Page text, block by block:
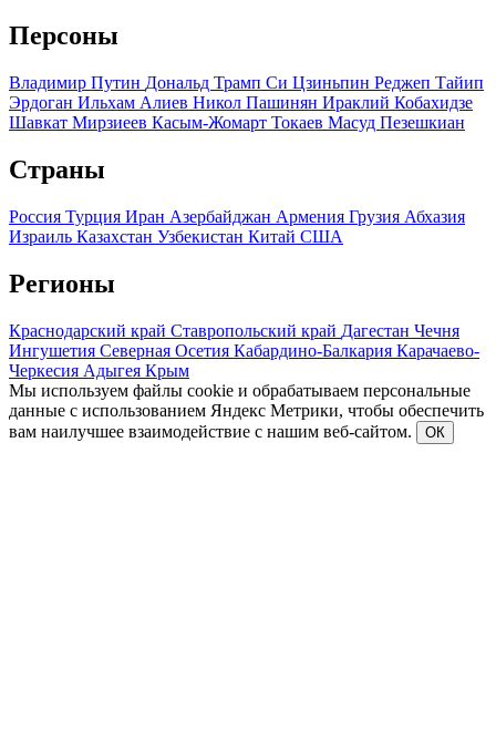
Персоны
Владимир Путин Дональд Трамп Си Цзиньпин Реджеп Тайип
Эрдоган Ильхам Алиев Никол Пашинян Ираклий Кобахидзе
Шавкат Мирзиеев Касым-Жомарт Токаев Масуд Пезешкиан
Страны
Россия Турция Иран Азербайджан Армения Грузия Абхазия
Израиль Казахстан Узбекистан Китай США
Регионы
Краснодарский край Ставропольский край Дагестан Чечня
Ингушетия Северная Осетия Кабардино-Балкария Карачаево-
Черкесия Адыгея Крым
Мы используем файлы cookie и обрабатываем персональные
данные с использованием Яндекс Метрики, чтобы обеспечить
вам наилучшее взаимодействие с нашим веб-сайтом.
ОК